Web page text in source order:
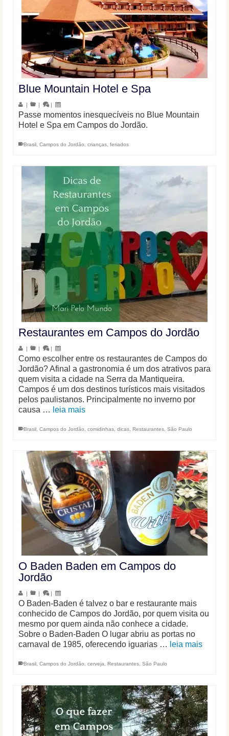
Blue Mountain Hotel e Spa
| | |
Passe momentos inesquecíveis no Blue Mountain
Hotel e Spa em Campos do Jordão.
Brasil Campos do Jordão crianças feriados
Restaurantes em Campos do Jordão
| | |
Como escolher entre os restaurantes de Campos do
Jordão? Afinal a gastronomia é um dos atrativos para
quem visita a cidade na Serra da Mantiqueira.
Campos é um dos destinos turísticos mais visitados
pelos paulistanos. Principalmente no inverno por
causa … leia mais
Brasil Campos do Jordão comidinhas dicas Restaurantes São Paulo
O Baden Baden em Campos do
Jordão
| | |
O Baden-Baden é talvez o bar e restaurante mais
conhecido de Campos do Jordão, por quem visita ou
mesmo por quem ainda não conhece a cidade.
Sobre o Baden-Baden O lugar abriu as portas no
carnaval de 1985, oferecendo iguarias … leia mais
Brasil Campos do Jordão cerveja Restaurantes São Paulo